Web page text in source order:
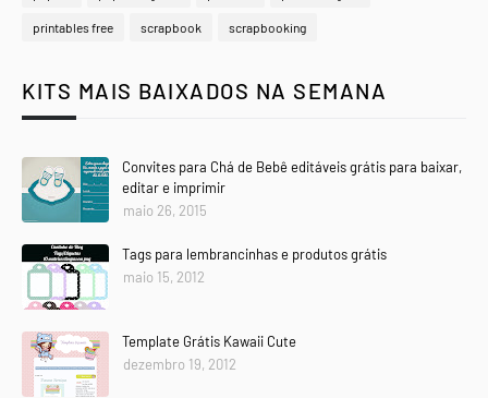
printables free scrapbook scrapbooking
KITS MAIS BAIXADOS NA SEMANA
Convites para Chá de Bebê editáveis grátis para baixar,
editar e imprimir
maio 26, 2015
Tags para lembrancinhas e produtos grátis
maio 15, 2012
Template Grátis Kawaii Cute
dezembro 19, 2012